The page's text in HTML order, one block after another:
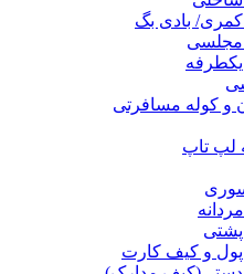
بادی بگ
و کوله مسافرتی
لپ تاپ
پشتی
و کیف کارت